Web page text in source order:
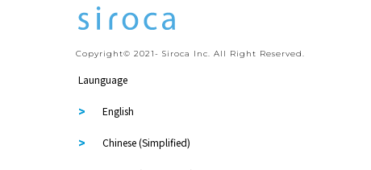
Copyright© 2021- Siroca Inc. All Right Reserved.
Launguage
English
Chinese (Simplified)